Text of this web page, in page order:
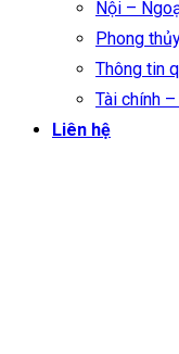
Nội –
Phong
Thông tin
Tài chính
Liên hệ